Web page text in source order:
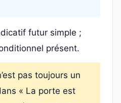
futur simple ;
présent.
pas toujours un
« La porte est